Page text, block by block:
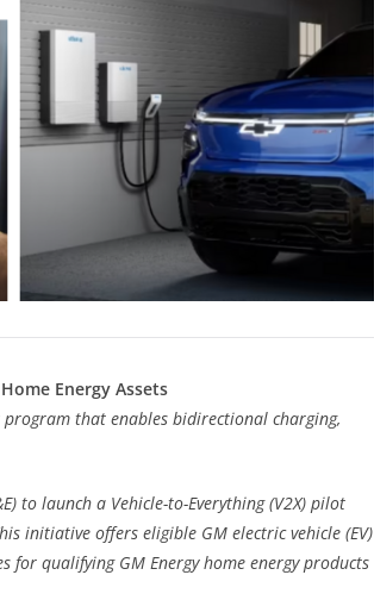
Energy Assets
that enables bidirectional charging,
to launch a Vehicle-to-Everything (V2X) pilot
initiative offers eligible GM electric vehicle (EV)
qualifying GM Energy home energy products